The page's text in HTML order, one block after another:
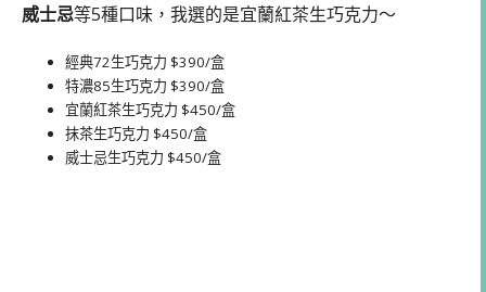
威士忌等5種口味，我選的是宜蘭紅茶生巧克力～
經典72生巧克力 $390/盒
特濃85生巧克力 $390/盒
宜蘭紅茶生巧克力 $450/盒
抹茶生巧克力 $450/盒
威士忌生巧克力 $450/盒